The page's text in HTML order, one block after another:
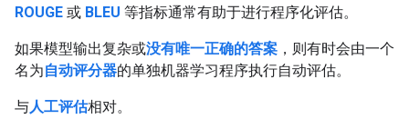
ROUGE 或 BLEU 等指标通常有助于进行程序化评估。
如果模型输出复杂或没有唯一正确的答案 ，则有时会由一个
名为自动评分器的单独机器学习程序执行自动评估。
与人工评估相对。